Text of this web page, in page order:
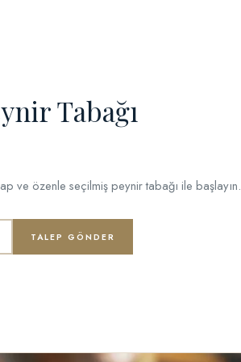
Tabağı
ve özenle seçilmiş peynir tabağı ile başlayın.
TALEP GÖNDER